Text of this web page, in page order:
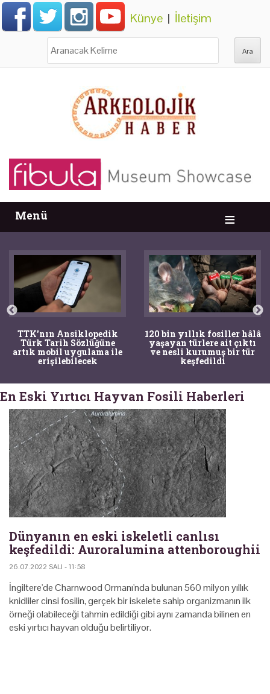
Künye | İletişim
Menü
TTK'nın Ansiklopedik
Türk Tarih Sözlüğüne
artık mobil uygulama ile
erişilebilecek
120 bin yıllık fosiller hâlâ
yaşayan türlere ait çıktı
ve nesli kurumuş bir tür
keşfedildi
En Eski Yırtıcı Hayvan Fosili Haberleri
Dünyanın en eski iskeletli canlısı
keşfedildi: Auroralumina attenboroughii
26.07.2022 SALI - 11:58
İngiltere'de Charnwood Ormanı'nda bulunan 560 milyon yıllık
knidliler cinsi fosilin, gerçek bir iskelete sahip organizmanın ilk
örneği olabileceği tahmin edildiği gibi aynı zamanda bilinen en
eski yırtıcı hayvan olduğu belirtiliyor.